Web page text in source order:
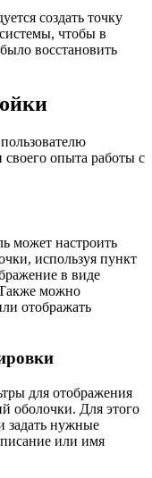
создать точку
чтобы в
восстановить
своего опыта работы с
может настроить
используя пункт
в виде
можно
отображать
для отображения
оболочки. Для этого
задать нужные
или имя